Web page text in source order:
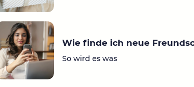
Wie finde ich neue
So wird es was